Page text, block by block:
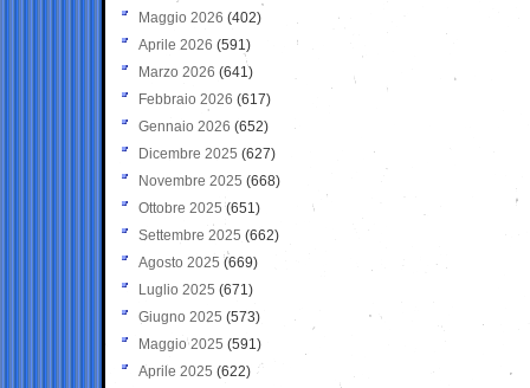
Maggio 2026 (402)
Aprile 2026 (591)
Marzo 2026 (641)
Febbraio 2026 (617)
Gennaio 2026 (652)
Dicembre 2025 (627)
Novembre 2025 (668)
Ottobre 2025 (651)
Settembre 2025 (662)
Agosto 2025 (669)
Luglio 2025 (671)
Giugno 2025 (573)
Maggio 2025 (591)
Aprile 2025 (622)